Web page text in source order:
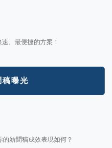
、最便捷的方案！
曝光
新聞稿成效表現如何？